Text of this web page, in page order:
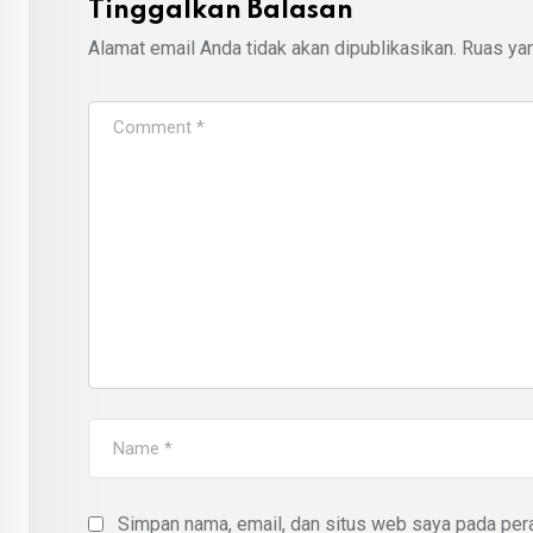
Tinggalkan Balasan
Alamat email Anda tidak akan dipublikasikan. Ruas
Simpan nama, email, dan situs web saya pada